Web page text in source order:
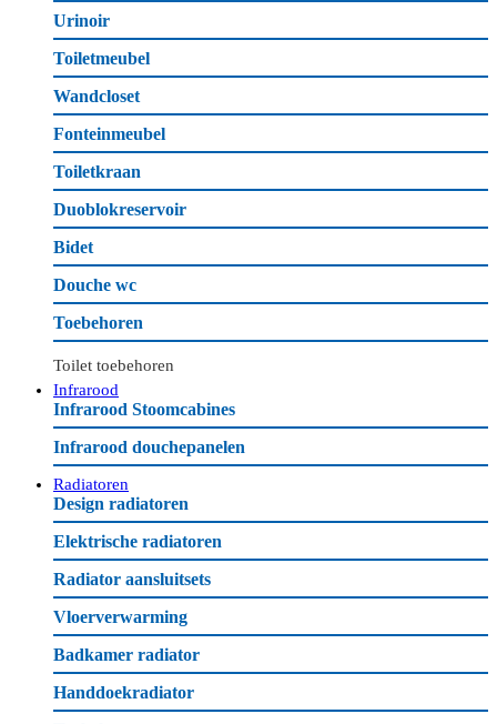
Urinoir
Toiletmeubel
Wandcloset
Fonteinmeubel
Toiletkraan
Duoblokreservoir
Bidet
Douche wc
Toebehoren
Toilet toebehoren
Infrarood
Infrarood Stoomcabines
Infrarood douchepanelen
Radiatoren
Design radiatoren
Elektrische radiatoren
Radiator aansluitsets
Vloerverwarming
Badkamer radiator
Handdoekradiator